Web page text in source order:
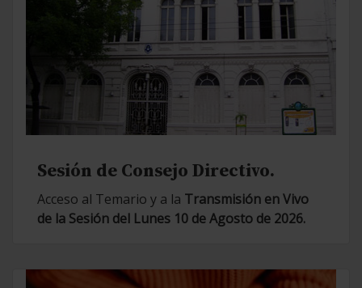
Sesión de Consejo Directivo.
Acceso al Temario y a la Transmisión en Vivo
de la Sesión del Lunes 10 de Agosto de 2026.